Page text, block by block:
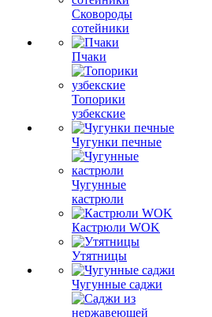
Сковороды
сотейники
Пчаки
Топорики
узбекские
Чугунки печные
Чугунные
кастрюли
Кастрюли WOK
Утятницы
Чугунные саджи